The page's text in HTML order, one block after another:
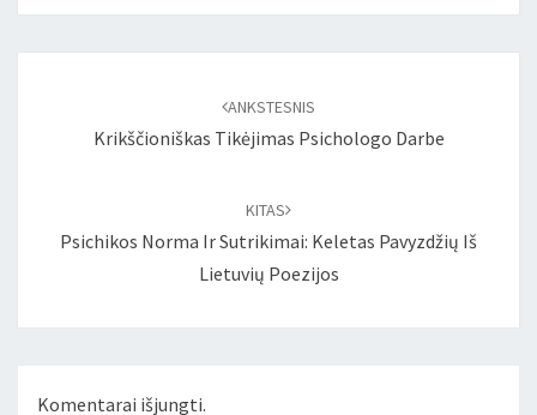
ANKSTESNIS
Krikščioniškas Tikėjimas Psichologo Darbe
KITAS
Psichikos Norma Ir Sutrikimai: Keletas Pavyzdžių Iš
Lietuvių Poezijos
Komentarai išjungti.